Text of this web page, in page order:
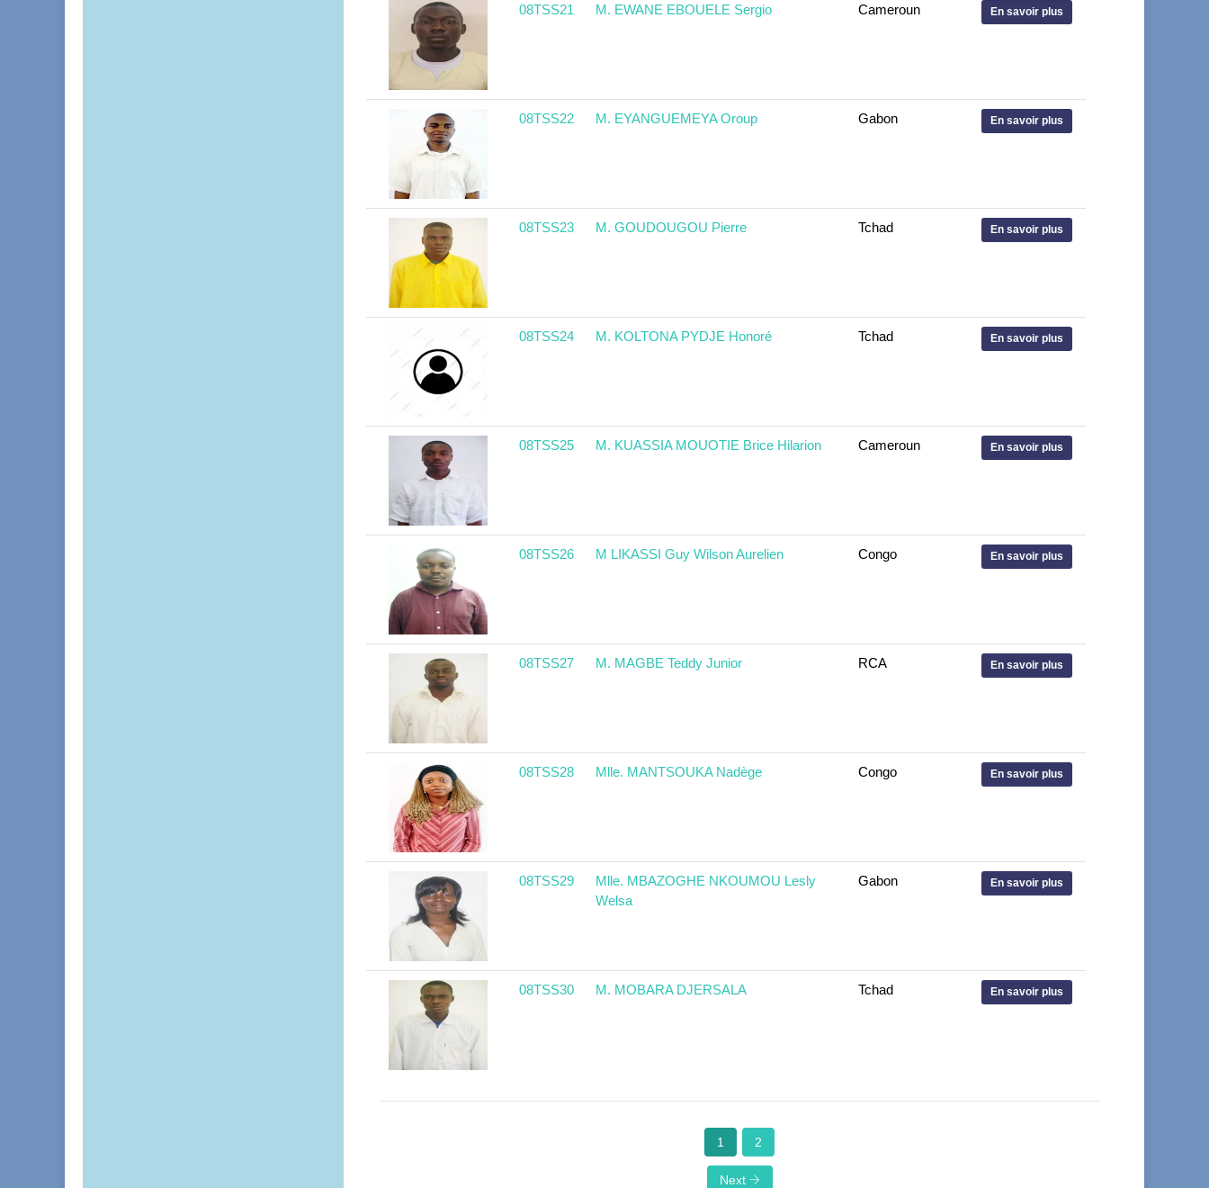
08TSS21 M. EWANE EBOUELE Sergio Cameroun En savoir plus
08TSS22 M. EYANGUEMEYA Oroup Gabon En savoir plus
08TSS23 M. GOUDOUGOU Pierre Tchad En savoir plus
08TSS24 M. KOLTONA PYDJE Honoré Tchad En savoir plus
08TSS25 M. KUASSIA MOUOTIE Brice Hilarion Cameroun En savoir plus
08TSS26 M LIKASSI Guy Wilson Aurelien Congo En savoir plus
08TSS27 M. MAGBE Teddy Junior RCA En savoir plus
08TSS28 Mlle. MANTSOUKA Nadège Congo En savoir plus
08TSS29
Mlle. MBAZOGHE NKOUMOU Lesly
Welsa
Gabon En savoir plus
08TSS30 M. MOBARA DJERSALA Tchad En savoir plus
1 2
Next